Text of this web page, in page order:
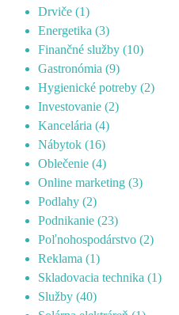
Drviče (1)
Energetika (3)
Finančné služby (10)
Gastronómia (9)
Hygienické potreby (2)
Investovanie (2)
Kancelária (4)
Nábytok (16)
Oblečenie (4)
Online marketing (3)
Podlahy (2)
Podnikanie (23)
Poľnohospodárstvo (2)
Reklama (1)
Skladovacia technika (1)
Služby (40)